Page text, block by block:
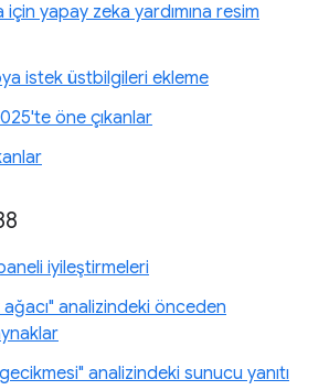
yapay zeka yardımına resim
istek üstbilgileri ekleme
öne çıkanlar
iyileştirmeleri
ağacı" analizindeki önceden
analizindeki sunucu yanıtı